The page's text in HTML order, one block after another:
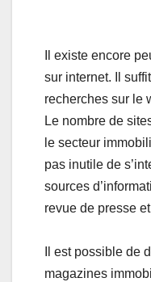
Il existe encore
sur internet. Il
recherches sur le
Le nombre de
le secteur
pas inutile de
sources
revue de presse
Il est possible de
magazines